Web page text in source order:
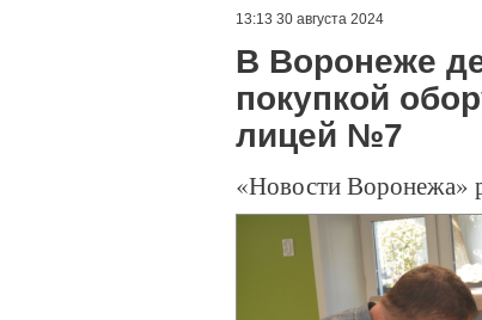
13:13 30 августа 2024
В Воронеже
покупкой
лицей №7
«Новости Воронежа»